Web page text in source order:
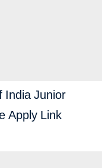
India Junior
Apply Link